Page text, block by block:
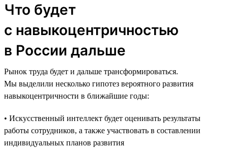
Что будет
с навыкоцентричностью
в России дальше
Рынок труда будет и дальше трансформироваться.
Мы выделили несколько гипотез вероятного развития
навыкоцентричности в ближайшие годы:
• Искусственный интеллект будет оценивать результаты
работы сотрудников, а также участвовать в составлении
индивидуальных планов развития